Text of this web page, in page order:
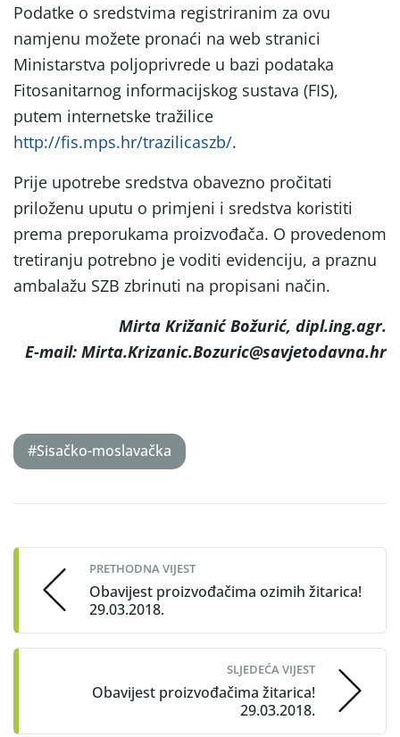
Podatke o sredstvima registriranim za ovu
namjenu možete pronaći na web stranici
Ministarstva poljoprivrede u bazi podataka
Fitosanitarnog informacijskog sustava (FIS),
putem internetske tražilice
http://fis.mps.hr/trazilicaszb/.
Prije upotrebe sredstva obavezno pročitati
priloženu uputu o primjeni i sredstva koristiti
prema preporukama proizvođača. O provedenom
tretiranju potrebno je voditi evidenciju, a praznu
ambalažu SZB zbrinuti na propisani način.
Mirta Križanić Božurić, dipl.ing.agr.
E-mail: Mirta.Krizanic.Bozuric@savjetodavna.hr
#Sisačko-moslavačka
navigation
PRETHODNA VIJEST
Obavijest proizvođačima ozimih žitarica!
29.03.2018.
SLJEDEĆA VIJEST
Obavijest proizvođačima žitarica!
29.03.2018.